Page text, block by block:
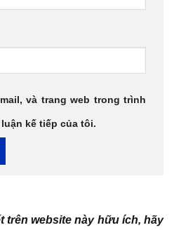
và trang web trong trình
kế tiếp của tôi.
trên website này hữu ích, hãy